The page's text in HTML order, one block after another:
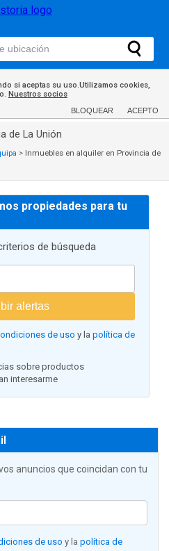
si aceptas su uso.Utilizamos cookies,
Nuestros socios
BLOQUEAR ACEPTO
de La Unión
> Inmuebles en alquiler en Provincia de
propiedades para tu
de búsqueda
alertas
de uso y la política de
sobre productos
interesarme
anuncios que coincidan con tu
de uso y la política de